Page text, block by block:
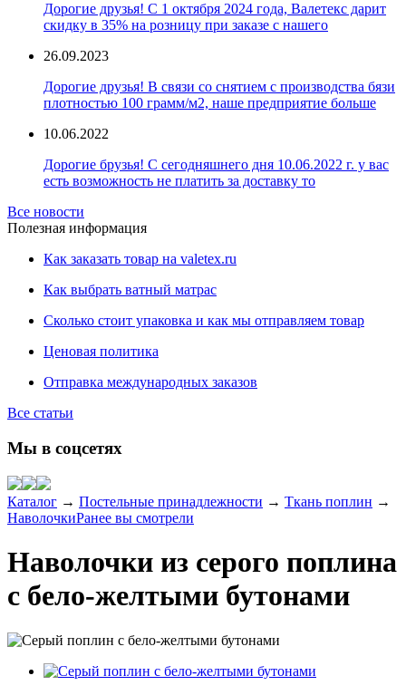
Дорогие друзья! С 1 октября 2024 года, Валетекс дарит
скидку в 35% на розницу при заказе с нашего
26.09.2023
Дорогие друзья! В связи со снятием с производства бязи
плотностью 100 грамм/м2, наше предприятие больше
10.06.2022
Дорогие брузья! С сегодняшнего дня 10.06.2022 г. у вас
есть возможность не платить за доставку то
Все новости
Полезная информация
Как заказать товар на valetex.ru
Как выбрать ватный матрас
Сколько стоит упаковка и как мы отправляем товар
Ценовая политика
Отправка международных заказов
Все статьи
Мы в соцсетях
Каталог → Постельные принадлежности → Ткань поплин →
НаволочкиРанее вы смотрели
Наволочки из серого поплина
с бело-желтыми бутонами